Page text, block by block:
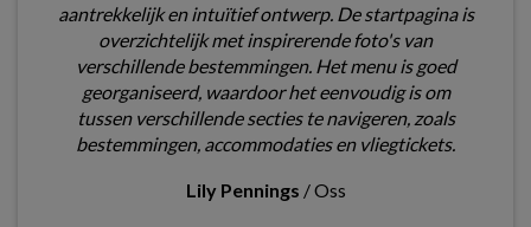
aantrekkelijk en intuïtief ontwerp. De startpagina is
overzichtelijk met inspirerende foto's van
verschillende bestemmingen. Het menu is goed
georganiseerd, waardoor het eenvoudig is om
tussen verschillende secties te navigeren, zoals
bestemmingen, accommodaties en vliegtickets.
Lily Pennings /Oss